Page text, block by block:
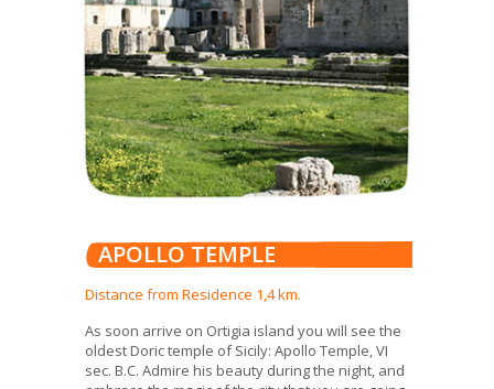
APOLLO TEMPLE
Distance from Residence 1,4 km.
As soon arrive on Ortigia island you will see the
oldest Doric temple of Sicily: Apollo Temple, VI
sec. B.C. Admire his beauty during the night, and